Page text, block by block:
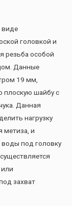
виде
головкой и
резьба особой
Данные
19 мм,
плоскую шайбу с
Данная
нагрузку
метиза, и
под головку
захват